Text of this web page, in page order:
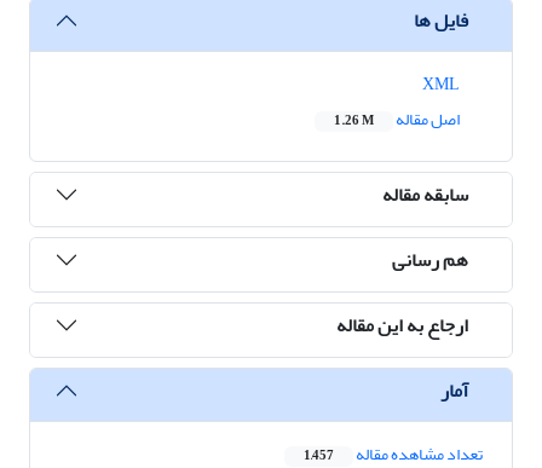
فایل ها
اصل مقاله
1.26 M
سابقه مقاله
هم رسانی
ارجاع به این مقاله
آمار
تعداد مشاهده مقاله 1,457